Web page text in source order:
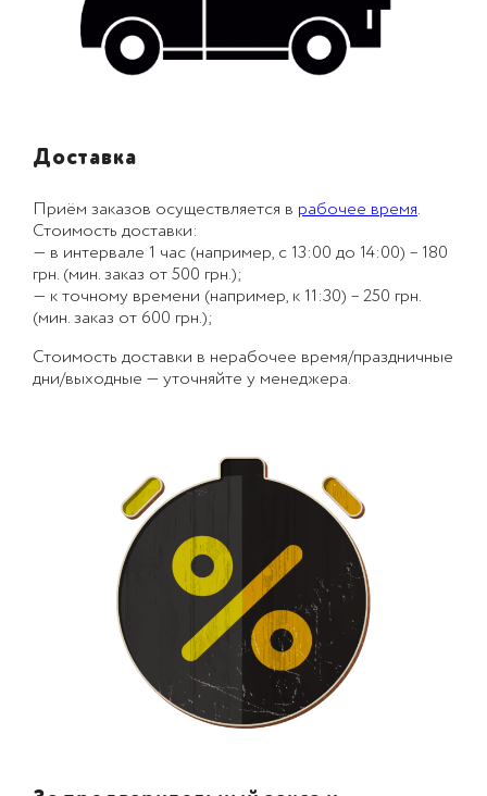
Доставка
Приём заказов осуществляется в рабочее время.
Стоимость доставки:
— в интервале 1 час (например, с 13:00 до 14:00) – 180
грн. (мин. заказ от 500 грн.);
— к точному времени (например, к 11:30) – 250 грн.
(мин. заказ от 600 грн.);
Стоимость доставки в нерабочее время/праздничные
дни/выходные — уточняйте у менеджера.